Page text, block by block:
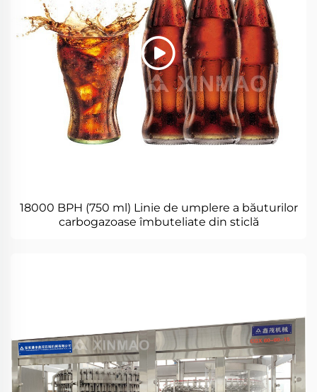
18000 BPH (750 ml) Linie de umplere a băuturilor
carbogazoase îmbuteliate din sticlă